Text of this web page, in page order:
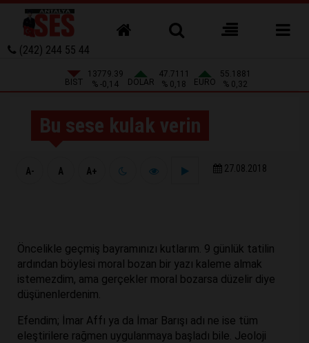
(242) 244 55 44
BIST
13779.39
% -0,14
DOLAR
47.7111
% 0,18
EURO
55.1881
% 0,32
Bu sese kulak verin
A- A A+ 27.08.2018
Öncelikle geçmiş bayramınızı kutlarım. 9 günlük tatilin
ardından böylesi moral bozan bir yazı kaleme almak
istemezdim, ama gerçekler moral bozarsa düzelir diye
düşünenlerdenim.
Efendim; İmar Affı ya da İmar Barışı adı ne ise tüm
eleştirilere rağmen uygulanmaya başladı bile. Jeoloji